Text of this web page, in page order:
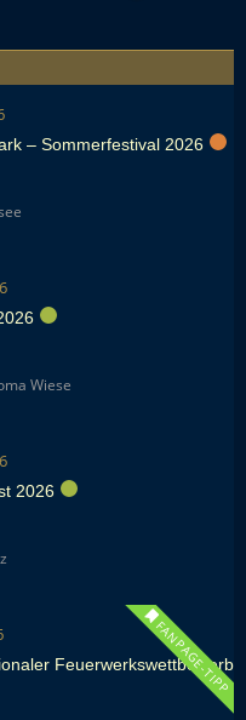
– Sommerfestival 2026
Wiese
2026
FANPAGE-TIPP
Feuerwerkswettbewerb